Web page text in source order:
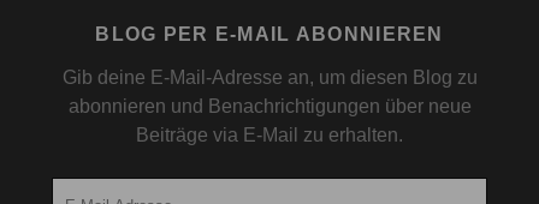
BLOG PER E-MAIL ABONNIEREN
Gib deine E-Mail-Adresse an, um diesen Blog zu
abonnieren und Benachrichtigungen über neue
Beiträge via E-Mail zu erhalten.